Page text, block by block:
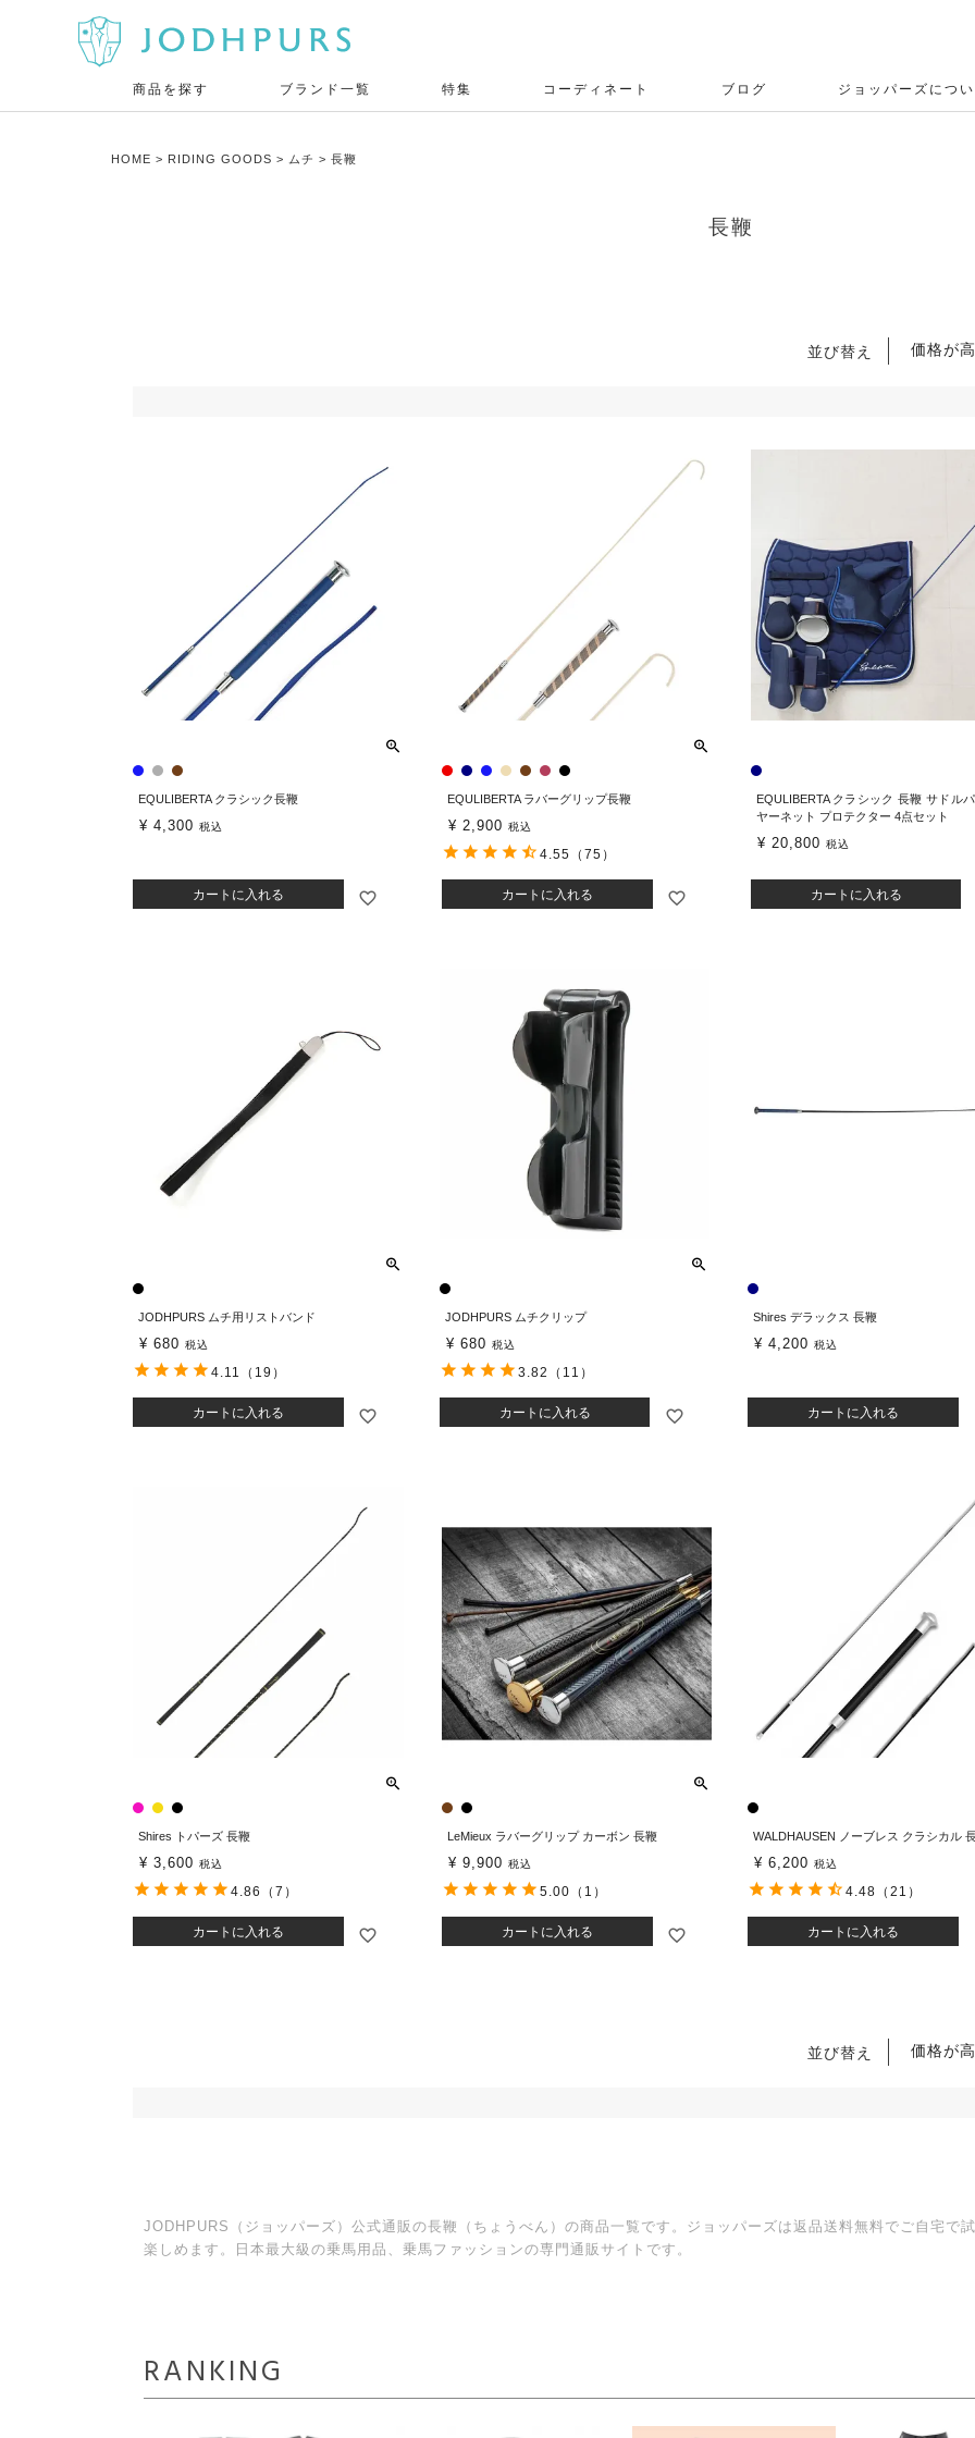
商品を探す ブランド一覧 特集 コーディネート ブログ ジョッパーズにつ
HOME RIDING GOODS ムチ 長鞭
長鞭
並び替え 価格が
EQULIBERTA クラシック長鞭
¥ 4,300 税込
カートに入れる
EQULIBERTA ラバーグリップ長鞭
¥ 2,900 税込
カートに入れる
4.55 （75）
EQULIBERTA クラシック 長鞭 サドル
ヤーネット プロテクター 4点セット
¥ 20,800 税込
カートに入れる
JODHPURS ムチ用リストバンド
¥ 680 税込
カートに入れる
4.11 （19）
JODHPURS ムチクリップ
¥ 680 税込
カートに入れる
3.82 （11）
Shires デラックス 長鞭
¥ 4,200 税込
カートに入れる
Shires トパーズ 長鞭
¥ 3,600 税込
カートに入れる
4.86 （7）
LeMieux ラバーグリップ カーボン 長鞭
¥ 9,900 税込
カートに入れる
5.00 （1）
WALDHAUSEN ノーブレス クラシカル
¥ 6,200 税込
カートに入れる
4.48 （21）
並び替え 価格が
JODHPURS（ジョッパーズ）公式通販の長鞭（ちょうべん）の商品一覧です。ジョッパーズは返品送料無料でご自宅で
楽しめます。日本最大級の乗馬用品、乗馬ファッションの専門通販サイトです。
RANKING